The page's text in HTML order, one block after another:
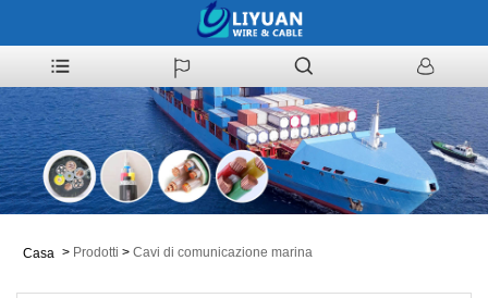
Casa > Prodotti > Cavi di comunicazione marina